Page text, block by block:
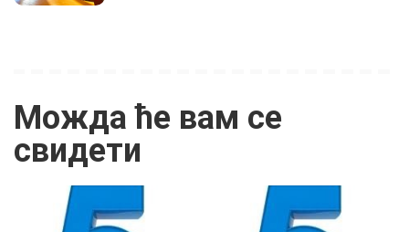
Можда ће вам се
свидети